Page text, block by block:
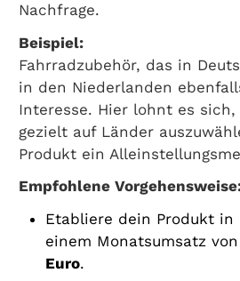
Nachfrage.
Beispiel:
Fahrradzubehör, das in
in den Niederlanden
Interesse. Hier lohnt es
gezielt auf Länder
Produkt ein
Empfohlene
Etabliere dein Produkt
einem Monatsumsatz von
Euro.